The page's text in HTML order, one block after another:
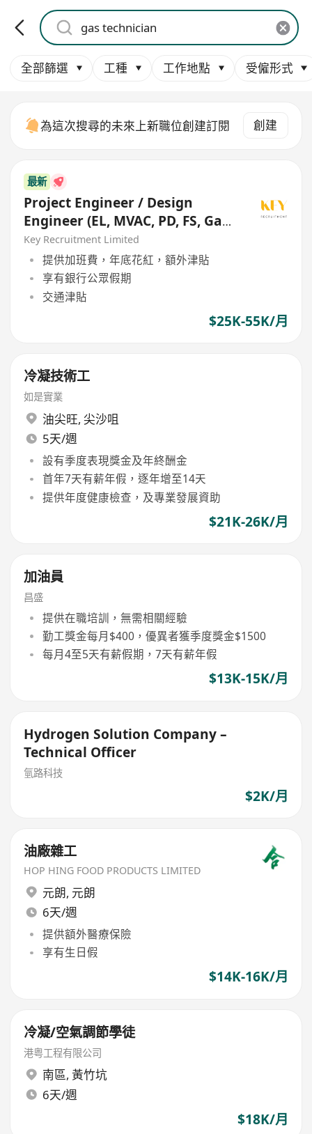
全部篩選 工種 工作地點 受僱形式
為這次搜尋的未來上新職位創建訂閱 創建
最新
Project Engineer / Design
Engineer (EL, MVAC, PD, FS, Gas,
Mechanical)
Key Recruitment Limited
提供加班費，年底花紅，額外津貼
享有銀行公眾假期
交通津貼
$25K-55K/月
冷凝技術工
如是實業
油尖旺, 尖沙咀
5天/週
設有季度表現獎金及年終酬金
首年7天有薪年假，逐年增至14天
提供年度健康檢查，及專業發展資助
$21K-26K/月
加油員
昌盛
提供在職培訓，無需相關經驗
勤工獎金每月$400，優異者獲季度獎金$1500
每月4至5天有薪假期，7天有薪年假
$13K-15K/月
Hydrogen Solution Company –
Technical Officer
氫路科技
$2K/月
油廠雜工
HOP HING FOOD PRODUCTS LIMITED
元朗, 元朗
6天/週
提供額外醫療保險
享有生日假
$14K-16K/月
冷凝/空氣調節學徒
港粤工程有限公司
南區, 黃竹坑
6天/週
$18K/月